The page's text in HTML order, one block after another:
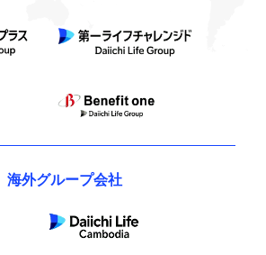
海外グループ会社